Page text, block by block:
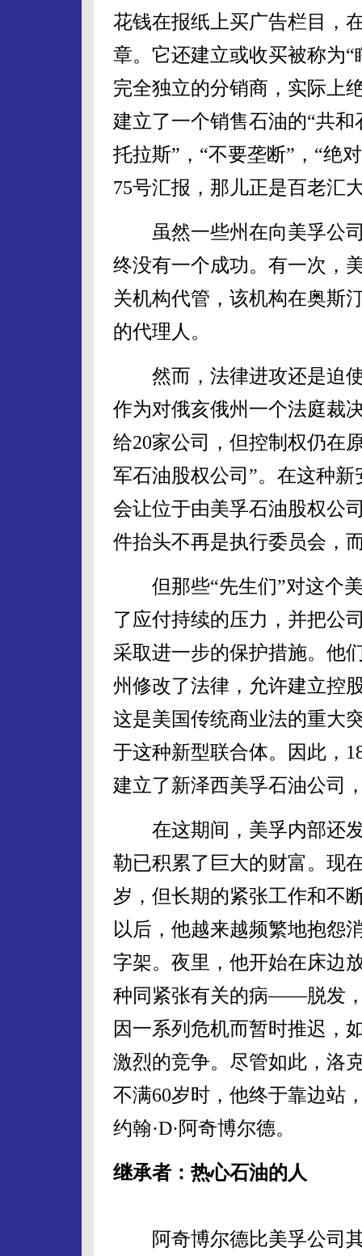
花钱在报纸上买广告栏目，
章。它还建立或收买被称为
完全独立的分销商，实际上
建立了一个销售石油的“共
托拉斯”，“不要垄断”，“绝
75号汇报，那儿正是百老汇
虽然一些州在向美孚公司
终没有一个成功。有一次，
关机构代管，该机构在奥斯
的代理人。
然而，法律进攻还是迫使
作为对俄亥俄州一个法庭裁
给20家公司，但控制权仍在
军石油股权公司”。在这种
会让位于由美孚石油股权公
件抬头不再是执行委员会，
但那些“先生们”对这个美
了应付持续的压力，并把公
采取进一步的保护措施。他
州修改了法律，允许建立控
这是美国传统商业法的重大
于这种新型联合体。因此，
建立了新泽西美孚石油公司
在这期间，美孚内部还发
勒已积累了巨大的财富。现
岁，但长期的紧张工作和不
以后，他越来越频繁地抱怨
字架。夜里，他开始在床边
种同紧张有关的病——脱发
因一系列危机而暂时推迟，
激烈的竞争。尽管如此，洛
不满60岁时，他终于靠边
约翰·D·阿奇博尔德。
继承者：热心石油的人
阿奇博尔德比美孚公司其